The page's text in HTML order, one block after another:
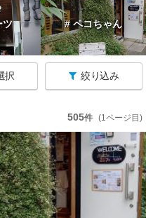
ツ # ペコちゃん
択 絞り込み
505件 (1ページ目)